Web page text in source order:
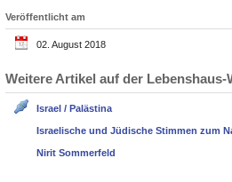
Veröffentlicht am
02. August 2018
Weitere Artikel auf der
Israel / Palästina
Israelische und Jüdische Stimmen zum
Nirit Sommerfeld